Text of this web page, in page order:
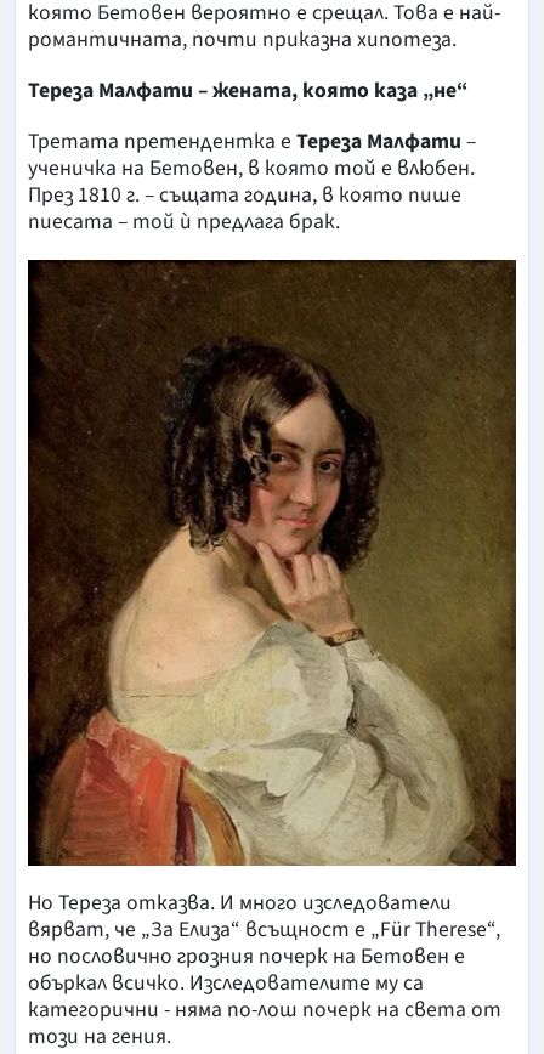
която Бетовен вероятно е срещал. Това е най-
романтичната, почти приказна хипотеза.
Тереза Малфати – жената, която каза „не“
Третата претендентка е Тереза Малфати –
ученичка на Бетовен, в която той е влюбен.
През 1810 г. – същата година, в която пише
пиесата – той ѝ предлага брак.
Но Тереза отказва. И много изследователи
вярват, че „За Елиза“ всъщност е „Für Therese“,
но пословично грозния почерк на Бетовен е
объркал всичко. Изследователите му са
категорични - няма по-лош почерк на света от
този на гения.